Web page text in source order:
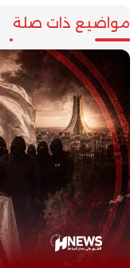
مواضيع ذات صلة